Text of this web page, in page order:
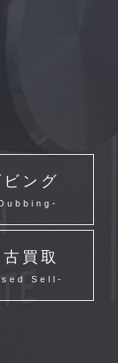
ビング
古買取
Sell-